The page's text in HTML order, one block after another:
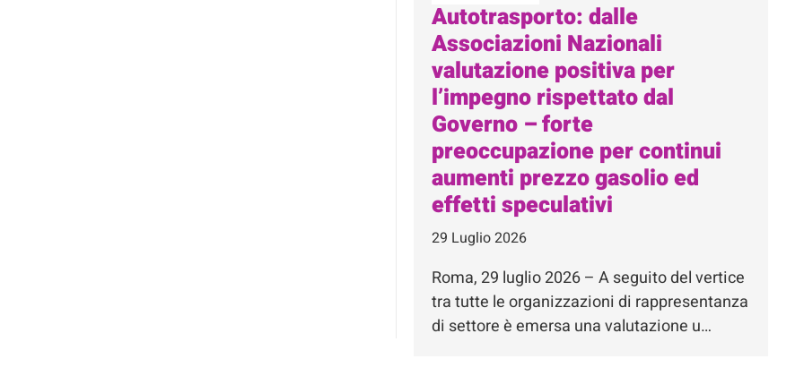
Autotrasporto: dalle
Associazioni Nazionali
valutazione positiva per
l’impegno rispettato dal
Governo – forte
preoccupazione per continui
aumenti prezzo gasolio ed
effetti speculativi
29 Luglio 2026
Roma, 29 luglio 2026 – A seguito del vertice
tra tutte le organizzazioni di rappresentanza
di settore è emersa una valutazione u…